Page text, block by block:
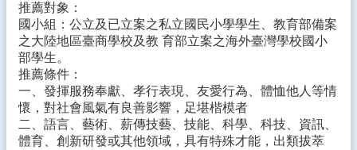
行
政
處
室
學
生
專
區
推薦對象：
國小組：公立及已立案之私立國民小學學生、教育部備案
之大陸地區臺商學校及教 育部立案之海外臺灣學校國小
部學生。
推薦條件：
一、發揮服務奉獻、孝行表現、友愛行為、體恤他人等情
懷，對社會風氣有良善影響，足堪楷模者
二、語言、藝術、薪傳技藝、技能、科學、科技、資訊、
體育、創新研發或其他領域，具有特殊才能，出類拔萃